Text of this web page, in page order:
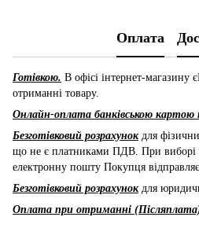
Оплата
Готівкою. В офісі інтернет-магазину
отриманні товару.
Онлайн-оплата банківською картою
Безготівковий розрахунокдля
що не є платниками ПДВ. При виборі
електронну пошту Покупця
Безготівковий розрахунокдля
Оплата при отриманні